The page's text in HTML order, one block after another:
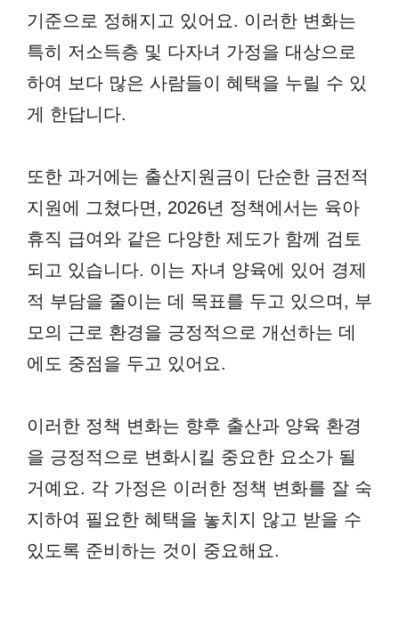
기준으로 정해지고 있어요. 이러한 변화는
특히 저소득층 및 다자녀 가정을 대상으로
하여 보다 많은 사람들이 혜택을 누릴 수 있
게 한답니다.
또한 과거에는 출산지원금이 단순한 금전적
지원에 그쳤다면, 2026년 정책에서는 육아
휴직 급여와 같은 다양한 제도가 함께 검토
되고 있습니다. 이는 자녀 양육에 있어 경제
적 부담을 줄이는 데 목표를 두고 있으며, 부
모의 근로 환경을 긍정적으로 개선하는 데
에도 중점을 두고 있어요.
이러한 정책 변화는 향후 출산과 양육 환경
을 긍정적으로 변화시킬 중요한 요소가 될
거예요. 각 가정은 이러한 정책 변화를 잘 숙
지하여 필요한 혜택을 놓치지 않고 받을 수
있도록 준비하는 것이 중요해요.